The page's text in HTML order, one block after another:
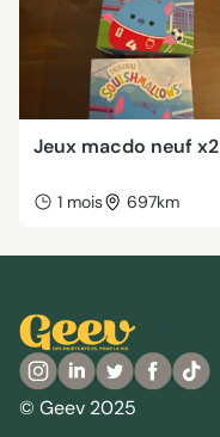
Jeux macdo neuf x2
1 mois 697km
© Geev 2025